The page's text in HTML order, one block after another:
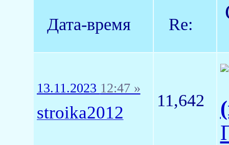
Дата-время Re:
13.11.2023 12:47 »
stroika2012
11,642